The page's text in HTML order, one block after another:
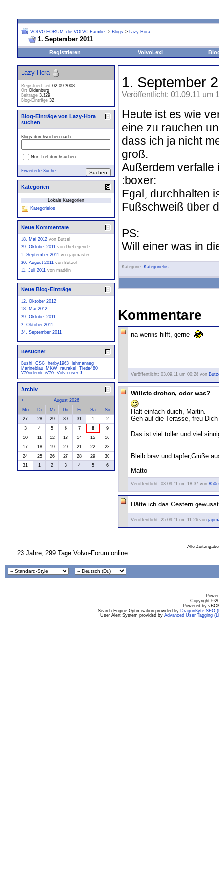
VOLVO-FORUM -die VOLVO-Familie- > Blogs > Lazy-Hora
1. September 2011
Registrieren VolvoLexi
1. September
Veröffentlicht: 01.09.11 um
Heute ist es wie
eine zu rauchen
dass ich ja nicht
groß.
Außerdem verfalle
:boxer:
Egal, durchhalten
Fußschweiß über
PS:
Will einer was in
Kategorie: Kategorielos
Kommentare
na wenns hilft, gerne
Veröffentlicht: 03.09.11 um 00:28 von
Willste drohen, oder was?
Halt einfach durch, Martin.
Geh auf die Terasse, freu
Das ist viel toller und viel
Bleib brav und tapfer,Grüße
Matto
Veröffentlicht: 03.09.11 um 18:37 von
Hätte ich das Gestern
Veröffentlicht: 25.09.11 um 11:26 von
Lazy-Hora
Registriert seit 02.09.2008
Ort Oldenburg
Beiträge 3.329
Blog-Einträge 32
Blog-Einträge von Lazy-Hora
suchen
Blogs durchsuchen nach:
Nur Titel durchsuchen
Erweiterte Suche
Kategorien
Lokale Kategorien
Kategorielos
Neue Kommentare
18. Mai 2012 von Butzel
29. Oktober 2011 von DieLegende
1. September 2011 von japmaster
20. August 2011 von Butzel
11. Juli 2011 von maddin
Neue Blog-Einträge
12. Oktober 2012
18. Mai 2012
29. Oktober 2011
2. Oktober 2011
24. September 2011
Besucher
Bushi CSG herby1963
lehmanneg
Marineblau
MKW raurakel
Tiede480
V70odernichV70 Volvo.user.J
Archiv
<
August 2026
Mo
Di Mi Do Fr Sa
So
27
28 29 30 31 1
2
3
4 5 6 7 8
9
10
11 12 13 14 15
16
17
18 19 20 21 22
23
24
25 26 27 28 29
30
31
1 2 3 4 5 6
Alle
23 Jahre, 299 Tage Volvo-Forum online
Copyright
Powered by
Search Engine Optimisation provided by DragonByte SEO
User Alert System provided by Advanced User Tagging